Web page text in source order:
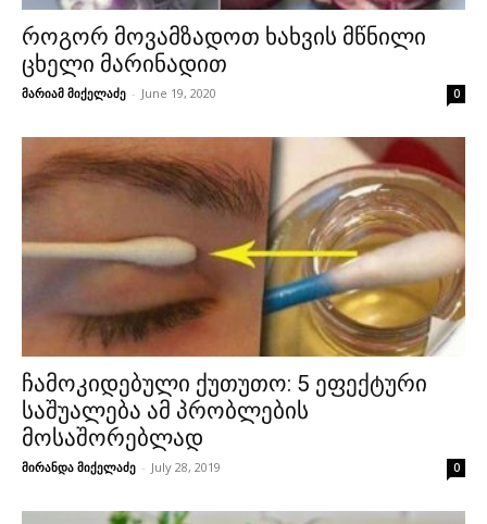
როგორ მოვამზადოთ ხახვის მწნილი
ცხელი მარინადით
მარიამ მიქელაძე - June 19, 2020 0
ჩამოკიდებული ქუთუთო: 5 ეფექტური
საშუალება ამ პრობლების
მოსაშორებლად
მირანდა მიქელაძე - July 28, 2019 0